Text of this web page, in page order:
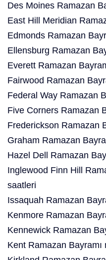
Des Moines Ramazan
East Hill Meridian
Edmonds Ramazan
Ellensburg Ramazan
Everett Ramazan
Fairwood Ramazan
Federal Way Ramazan
Five Corners Ramazan
Frederickson Ramazan
Graham Ramazan
Hazel Dell Ramazan
Inglewood Finn Hill
saatleri
Issaquah Ramazan
Kenmore Ramazan
Kennewick Ramazan
Kent Ramazan Bayramı